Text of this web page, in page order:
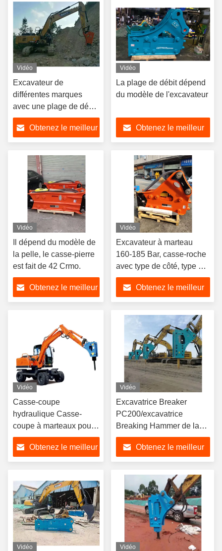
Vidéo
Excavateur de
différentes marques
avec une plage de débit
élevée
Obtenez le meilleur
Vidéo
La plage de débit dépend
du modèle de l'excavateur
Obtenez le meilleur
Vidéo
Il dépend du modèle de
la pelle, le casse-pierre
est fait de 42 Crmo.
Obtenez le meilleur
Vidéo
Excavateur à marteau
160-185 Bar, casse-roche
avec type de côté, type de
support
Obtenez le meilleur
Vidéo
Casse-coupe
hydraulique Casse-
coupe à marteaux pour
excavatrice Jack de
roche 5,5 tonnes 180 kg
Obtenez le meilleur
Vidéo
Excavatrice Breaker
PC200/excavatrice
Breaking Hammer de la
CE
Obtenez le meilleur
Vidéo Vidéo